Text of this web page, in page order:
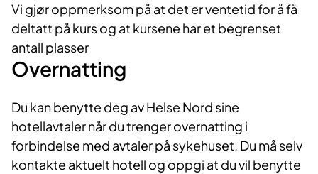
Vi gjør oppmerksom på at det er ventetid for å få
deltatt på kurs og at kursene har et begrenset
antall plasser
Overnatting
Du kan benytte deg av Helse Nord sine
hotellavtaler når du trenger overnatting i
forbindelse med avtaler på sykehuset. Du må selv
kontakte aktuelt hotell og oppgi at du vil benytte